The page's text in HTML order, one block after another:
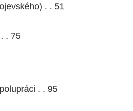
. . 51
. 75
. . 95